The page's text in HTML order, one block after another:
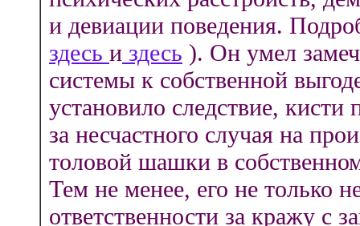
и девиации поведения.
здесь и здесь ). Он умел
системы к собственной
установило следствие,
за несчастного случая на
толовой шашки в
Тем не менее, его не только
ответственности за кражу с